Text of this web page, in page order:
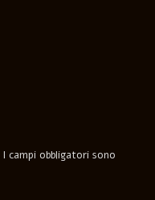
I campi obbligatori sono